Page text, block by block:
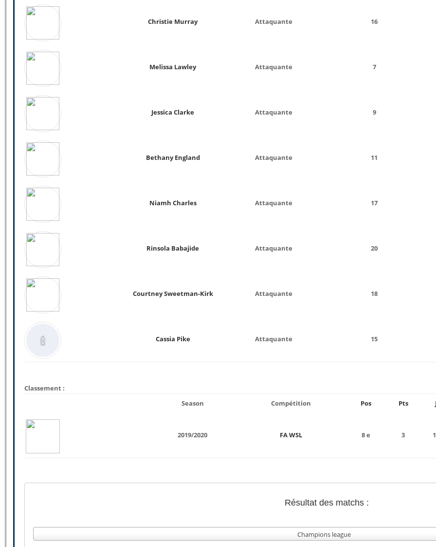
Christie Murray Attaquante 16
Melissa Lawley Attaquante 7
Jessica Clarke Attaquante 9
Bethany England Attaquante 11
Niamh Charles Attaquante 17
Rinsola Babajide Attaquante 20
Courtney Sweetman-Kirk Attaquante 18
Cassia Pike Attaquante 15
Classement :
Season
Compétition Pos Pts
2019/2020 FA WSL 8 e 3
Résultat des matchs :
Champions league